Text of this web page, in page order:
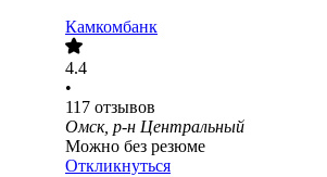
Камкомбанк
4.4
•
117 отзывов
Омск, р-н Центральный
Можно без резюме
Откликнуться